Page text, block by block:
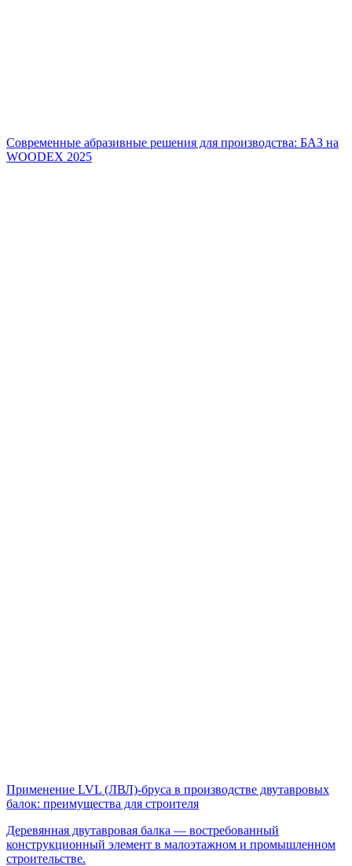
Современные абразивные решения для производства: БАЗ на
WOODEX 2025
Применение LVL (ЛВЛ)-бруса в производстве двутавровых
балок: преимущества для строителя
Деревянная двутавровая балка — востребованный
конструкционный элемент в малоэтажном и промышленном
строительстве.